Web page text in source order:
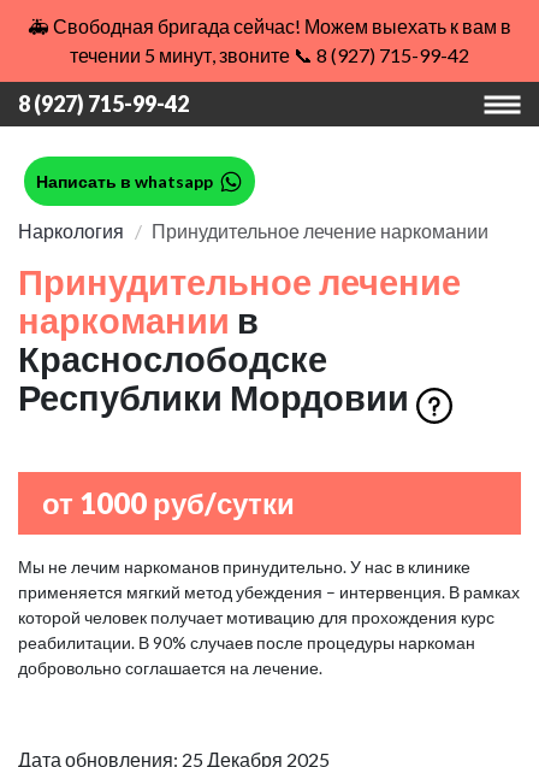
🚑 Свободная бригада сейчас! Можем выехать к вам в
течении 5 минут, звоните 📞 8 (927) 715-99-42
8 (927) 715-99-42
Написать в whatsapp
Наркология Принудительное лечение наркомании
Принудительное лечение
наркомании в
Краснослободске
Республики Мордовии
от 1000 руб/сутки
Мы не лечим наркоманов принудительно. У нас в клинике
применяется мягкий метод убеждения – интервенция. В рамках
которой человек получает мотивацию для прохождения курс
реабилитации. В 90% случаев после процедуры наркоман
добровольно соглашается на лечение.
Дата обновления: 25 Декабря 2025